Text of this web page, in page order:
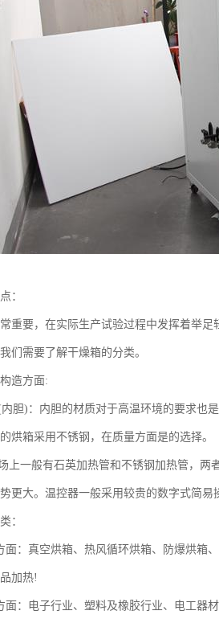
：
重要，在实际生产试验过程中发挥着举
们需要了解干燥箱的分类。
造方面:
胆)：内胆的材质对于高温环境的要求也
烘箱采用不锈钢，在质量方面是的选择。
上一般有石英加热管和不锈钢加热管，
更大。温控器一般采用较贵的数字式简易
：
面：真空烘箱、热风循环烘箱、防爆烘箱
加热!
面：电子行业、塑料及橡胶行业、电工器